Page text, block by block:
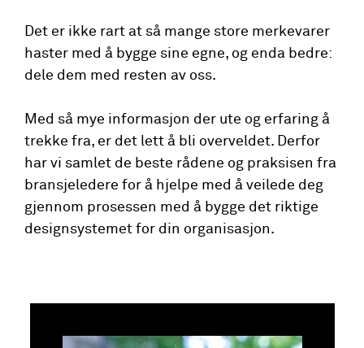
Det er ikke rart at så mange store merkevarer
haster med å bygge sine egne, og enda bedre:
dele dem med resten av oss.
Med så mye informasjon der ute og erfaring å
trekke fra, er det lett å bli overveldet. Derfor
har vi samlet de beste rådene og praksisen fra
bransjeledere for å hjelpe med å veilede deg
gjennom prosessen med å bygge det riktige
designsystemet for din organisasjon.